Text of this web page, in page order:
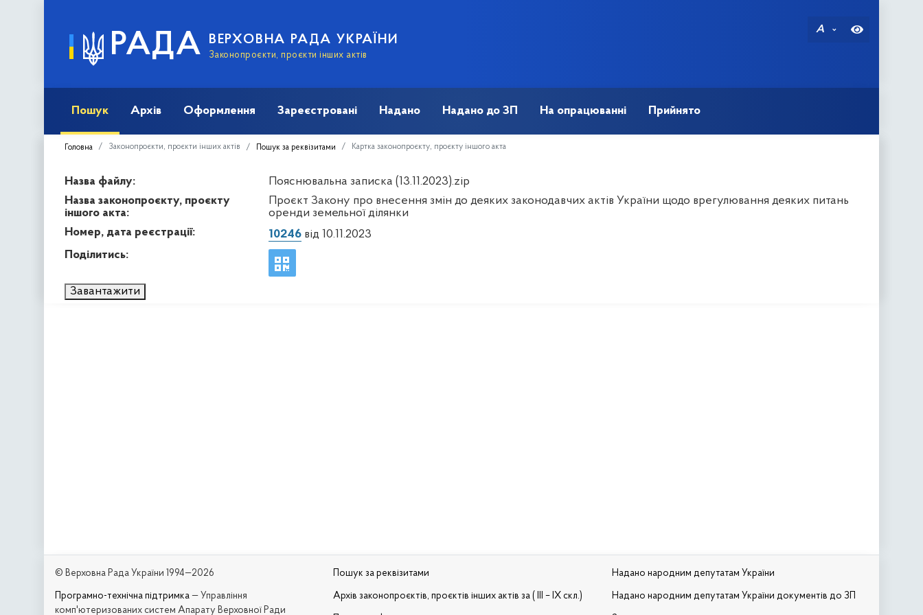
РАДА ВЕРХОВНА РАДА УКРАЇНИ
Законопроєкти, проєкти інших актів
A
Пошук Архів Оформлення Зареєстровані Надано Надано до ЗП На опрацюванні Прийнято
Головна Законопроєкти, проєкти інших актів Пошук за реквізитами Картка законопроєкту, проєкту іншого акта
Назва файлу:
Пояснювальна записка (13.11.2023).zip
Назва законопроєкту, проєкту
іншого акта:
Проєкт Закону про внесення змін до деяких законодавчих актів України щодо врегулювання деяких питань
оренди земельної ділянки
Номер, дата реєстрації:
10246від 10.11.2023
Поділитись:
Завантажити
© Верховна Рада України 1994—2026
Програмно-технічна підтримка — Управління
комп'ютеризованих систем Апарату Верховної Ради
Пошук за реквізитами
Архів законопроєктів, проєктів інших актів за ( III – IX скл.)
Надано народним депутатам України
Надано народним депутатам України документів до ЗП